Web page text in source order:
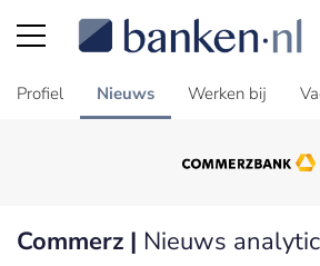
Profiel Nieuws Werken bij
Commerz | Nieuws